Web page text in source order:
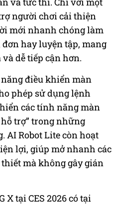
người chơi cải thiện
mới nhanh chóng làm
hay luyện tập, mang
dễ tiếp cận hơn.
điều khiển màn
phép sử dụng lệnh
các tính năng màn
trợ” trong những
AI Robot Lite còn hoạt
lợi, giúp mở nhanh các
mà không gây gián
tại CES 2026 có tại